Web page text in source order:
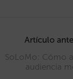
Artículo
SoLoMo: Cómo
audiencia